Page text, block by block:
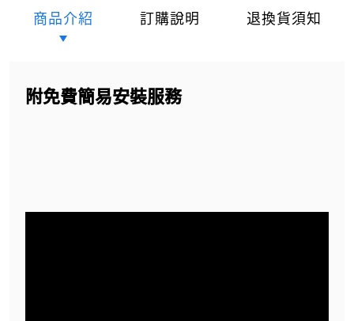
商品介紹 訂購說明 退換貨須知
附免費簡易安裝服務